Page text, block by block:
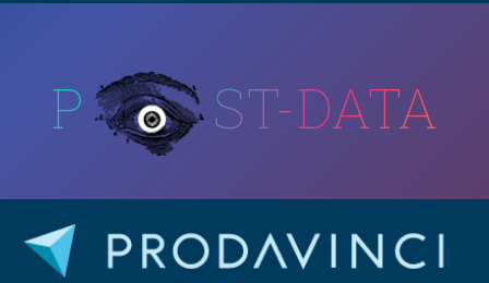
P ST-DATA